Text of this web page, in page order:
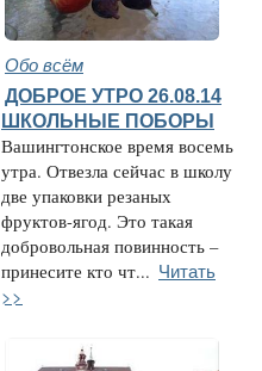
Обо всём
ДОБРОЕ УТРО 26.08.14
ШКОЛЬНЫЕ ПОБОРЫ
Вашингтонское время восемь
утра. Отвезла сейчас в школу
две упаковки резаных
фруктов-ягод. Это такая
добровольная повинность –
принесите кто чт... Читать
>>